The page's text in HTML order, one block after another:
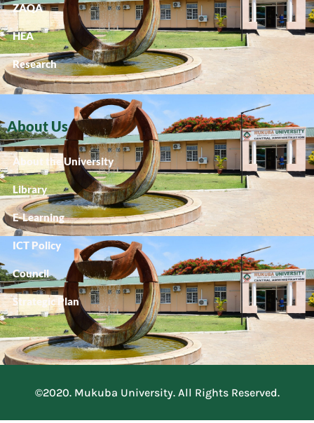
ZAQA
HEA
Research
About Us
About the University
Library
E-Learning
ICT Policy
Council
Strategic Plan
©2020. Mukuba University. All Rights Reserved.